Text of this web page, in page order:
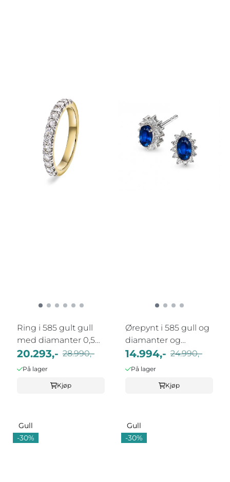
Ring i 585 gult gull
med diamanter 0,50
WSI
20.293,- 28.990,-
På lager
Kjøp
Ørepynt i 585 gull og
diamanter og
safir 0,28ct ...
14.994,- 24.990,-
På lager
Kjøp
Gull
-30%
Gull
-30%